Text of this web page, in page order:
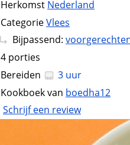
Herkomst Nederland
CategorieVlees
Bijpassend:
4 porties
Bereiden
3 uur
Kookboek van boedha12
Schrijf een review